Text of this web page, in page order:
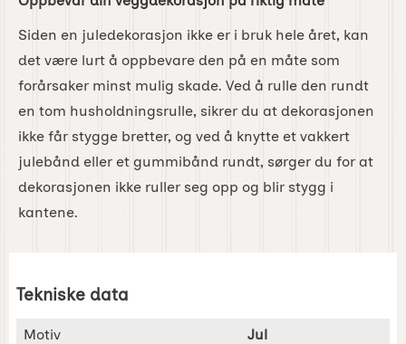
Siden en juledekorasjon ikke er i bruk hele året, kan
det være lurt å oppbevare den på en måte som
forårsaker minst mulig skade. Ved å rulle den rundt
en tom husholdningsrulle, sikrer du at dekorasjonen
ikke får stygge bretter, og ved å knytte et vakkert
julebånd eller et gummibånd rundt, sørger du for at
dekorasjonen ikke ruller seg opp og blir stygg i
kantene.
Tekniske data
Tekniske data/attributter for dette produktet
Attributt
Motiv Jul